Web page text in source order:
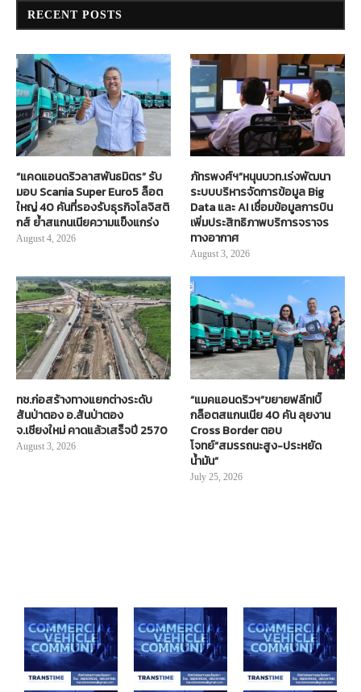
RECENT POSTS
“แคดแอนดริวลาสพันธมิตร” รับ
มอบ Scania Super Euro5 ล็อต
ใหญ่ 40 คันที่รองรับธุรกิจโลจิสติ
กส์ ย้ำสแกนเนียความแข็งแกร่ง
August 4, 2026
ภัทรพงศ์ฯ”หนุนบวท.เร่งพัฒนา
ระบบบริหารจัดการข้อมูล Big
Data และ AI เชื่อมข้อมูลการบิน
เพิ่มประสิทธิภาพบริการจราจร
ทางอากาศ
August 3, 2026
ทช.ก่อสร้างทางแยกต่างระดับ
สันป่าตอง อ.สันป่าตอง
จ.เชียงใหม่ คาดแล้วเสร็จปี 2570
August 3, 2026
“แมคแอนดริวฯ”ขยายฟลีท!บิ๊
กล็อตสแกนเนีย 40 คัน ลุยงาน
Cross Border ตอบ
โจทย์“สมรรถนะสูง-ประหยัด
น้ำมัน”
July 25, 2026